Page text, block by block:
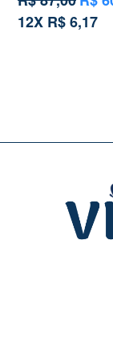
normal
12X R$ 6,17